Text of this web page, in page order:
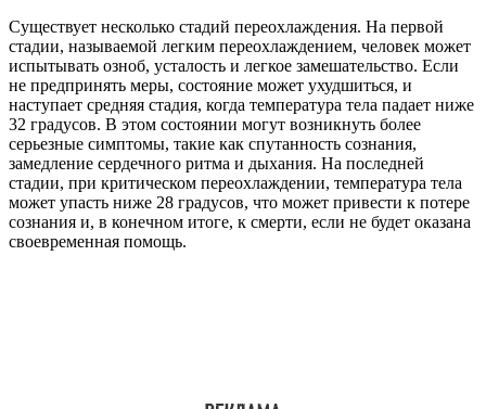
Существует несколько стадий переохлаждения. На первой
стадии, называемой легким переохлаждением, человек может
испытывать озноб, усталость и легкое замешательство. Если
не предпринять меры, состояние может ухудшиться, и
наступает средняя стадия, когда температура тела падает ниже
32 градусов. В этом состоянии могут возникнуть более
серьезные симптомы, такие как спутанность сознания,
замедление сердечного ритма и дыхания. На последней
стадии, при критическом переохлаждении, температура тела
может упасть ниже 28 градусов, что может привести к потере
сознания и, в конечном итоге, к смерти, если не будет оказана
своевременная помощь.